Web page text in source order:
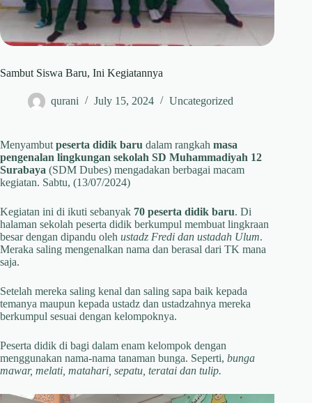
Sambut Siswa Baru, Ini Kegiatannya
qurani July 15, 2024 Uncategorized
Menyambut peserta didik baru dalam rangkah masa
pengenalan lingkungan sekolah SD Muhammadiyah 12
Surabaya (SDM Dubes) mengadakan berbagai macam
kegiatan. Sabtu, (13/07/2024)
Kegiatan ini di ikuti sebanyak 70 peserta didik baru. Di
halaman sekolah peserta didik berkumpul membuat lingkraan
besar dengan dipandu oleh ustadz Fredi dan ustadah Ulum.
Meraka saling mengenalkan nama dan berasal dari TK mana
saja.
Setelah mereka saling kenal dan saling sapa baik kepada
temanya maupun kepada ustadz dan ustadzahnya mereka
berkumpul sesuai dengan kelompoknya.
Peserta didik di bagi dalam enam kelompok dengan
menggunakan nama-nama tanaman bunga. Seperti, bunga
mawar, melati, matahari, sepatu, teratai dan tulip.